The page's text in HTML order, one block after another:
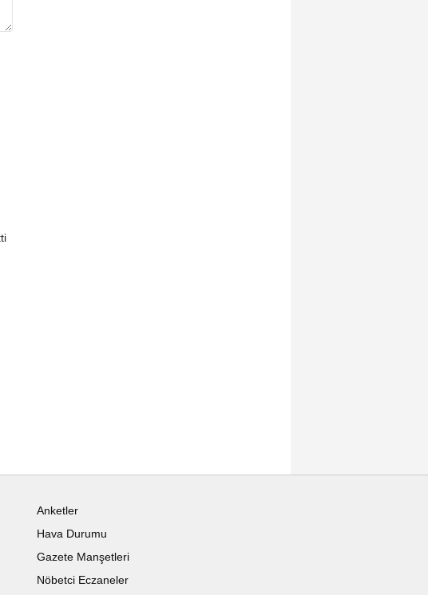
Anketler
Hava Durumu
Gazete Manşetleri
Nöbetci Eczaneler